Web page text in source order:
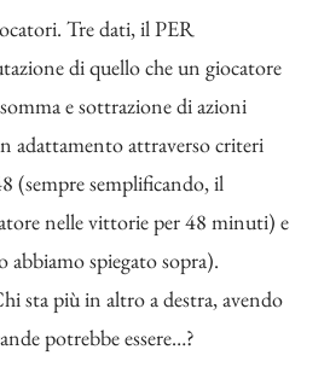
Tre dati, il PER
di quello che un giocatore
e sottrazione di azioni
adattamento attraverso criteri
(sempre semplificando, il
nelle vittorie per 48 minuti) e
spiegato sopra).
sta più in altro a destra, avendo
potrebbe essere…?